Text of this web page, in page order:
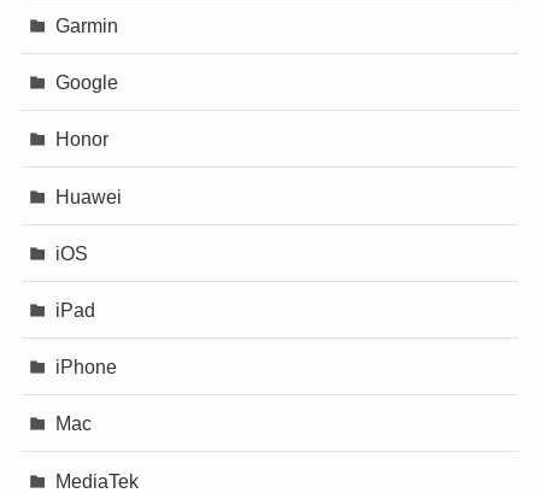
Garmin
Google
Honor
Huawei
iOS
iPad
iPhone
Mac
MediaTek